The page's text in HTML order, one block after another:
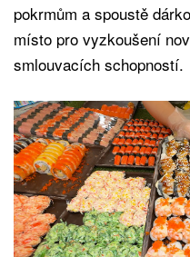
pokrmům a spoustě
místo pro vyzkoušení
smlouvacích schopností.